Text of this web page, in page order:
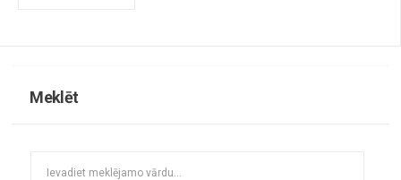
Meklēt